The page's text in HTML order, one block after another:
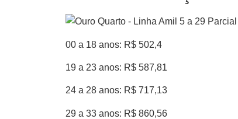
00 a 18 anos: R$ 502,4
19 a 23 anos: R$ 587,81
24 a 28 anos: R$ 717,13
29 a 33 anos: R$ 860,56